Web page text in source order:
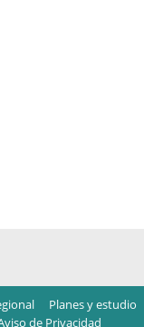
Planes y estudio
de Privacidad